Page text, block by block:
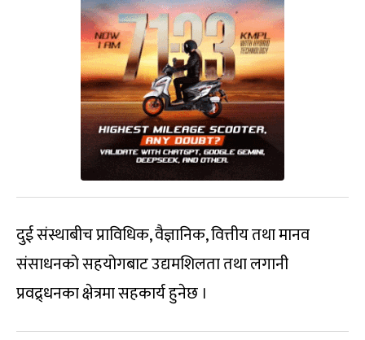
दुई संस्थाबीच प्राविधिक, वैज्ञानिक, वित्तीय तथा मानव
संसाधनको सहयोगबाट उद्यमशिलता तथा लगानी
प्रवद्र्धनका क्षेत्रमा सहकार्य हुनेछ ।